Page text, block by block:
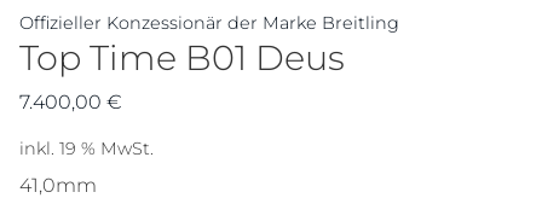
Offizieller Konzessionär der Marke Breitling
Top Time B01 Deus
7.400,00 €
inkl. 19 % MwSt.
41,0mm